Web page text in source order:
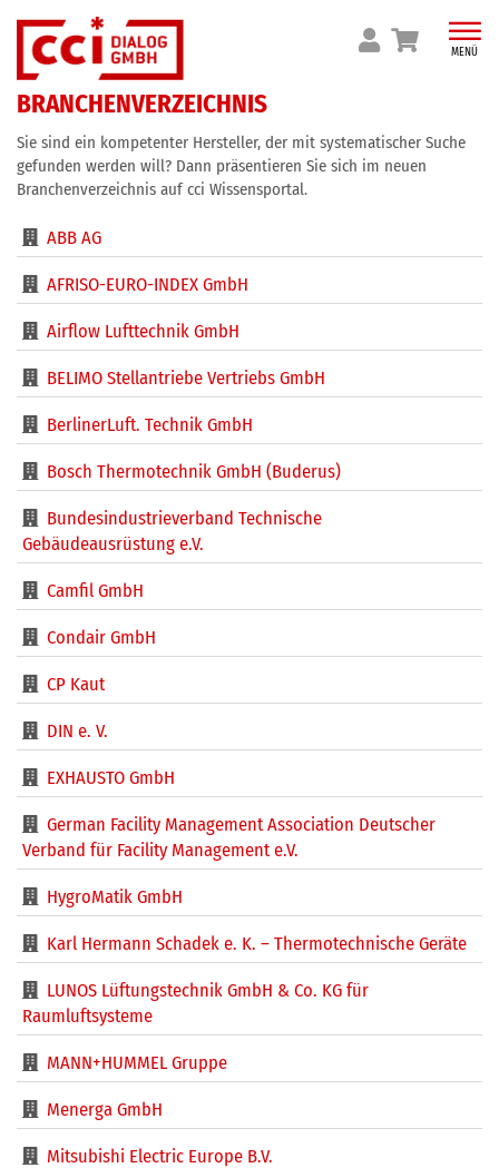
to
content
MENÜ
BRANCHENVERZEICHNIS
Sie sind ein kompetenter Hersteller, der mit systematischer Suche
gefunden werden will? Dann präsentieren Sie sich im neuen
Branchenverzeichnis auf cci Wissensportal.
ABB AG
AFRISO-EURO-INDEX GmbH
Airflow Lufttechnik GmbH
BELIMO Stellantriebe Vertriebs GmbH
BerlinerLuft. Technik GmbH
Bosch Thermotechnik GmbH (Buderus)
Bundesindustrieverband Technische
Gebäudeausrüstung e.V.
Camfil GmbH
Condair GmbH
CP Kaut
DIN e. V.
EXHAUSTO GmbH
German Facility Management Association Deutscher
Verband für Facility Management e.V.
HygroMatik GmbH
Karl Hermann Schadek e. K. – Thermotechnische Geräte
LUNOS Lüftungstechnik GmbH & Co. KG für
Raumluftsysteme
MANN+HUMMEL Gruppe
Menerga GmbH
Mitsubishi Electric Europe B.V.